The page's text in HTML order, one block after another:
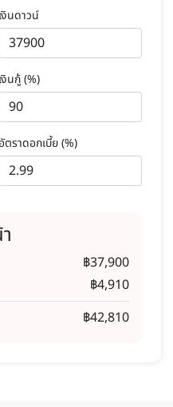
เงินดาวน์
เงินกู้ (%)
ตราดอกเบี้ย (%)
฿37,900
฿4,910
฿42,810